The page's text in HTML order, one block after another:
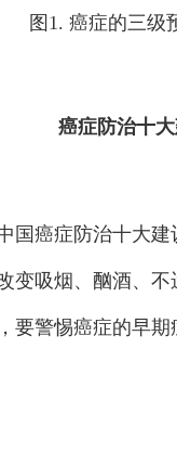
图1. 癌症的三级
癌症防治十
国癌症防治十大建
变吸烟、酗酒、
警惕癌症的早